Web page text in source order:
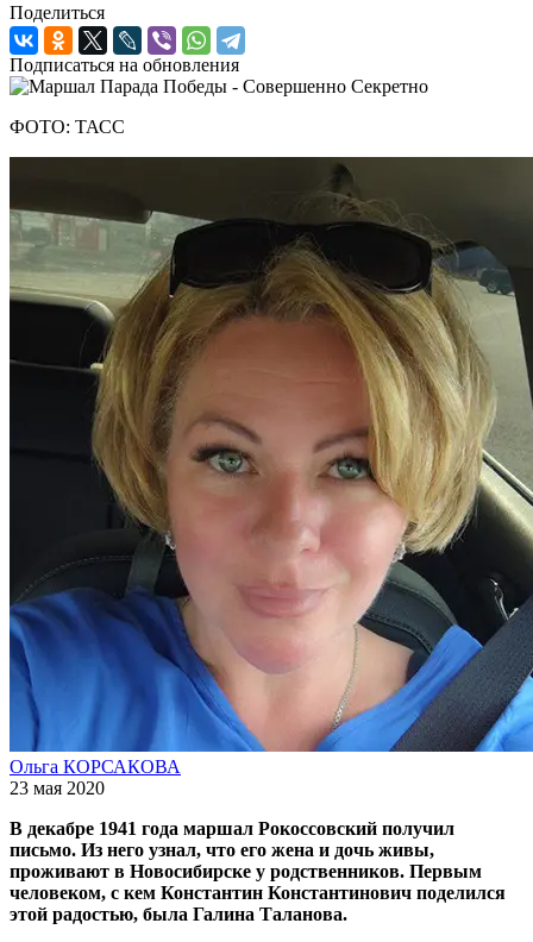
Поделиться
Подписаться на обновления
ФОТО: ТАСС
Ольга КОРСАКОВА
23 мая 2020
В декабре 1941 года маршал Рокоссовский получил
письмо. Из него узнал, что его жена и дочь живы,
проживают в Новосибирске у родственников. Первым
человеком, с кем Константин Константинович поделился
этой радостью, была Галина Таланова.